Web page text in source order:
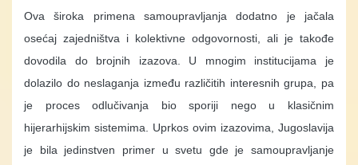
Ova široka primena samoupravljanja dodatno je jačala
osećaj zajedništva i kolektivne odgovornosti, ali je takođe
dovodila do brojnih izazova. U mnogim institucijama je
dolazilo do neslaganja između različitih interesnih grupa, pa
je proces odlučivanja bio sporiji nego u klasičnim
hijerarhijskim sistemima. Uprkos ovim izazovima, Jugoslavija
je bila jedinstven primer u svetu gde je samoupravljanje